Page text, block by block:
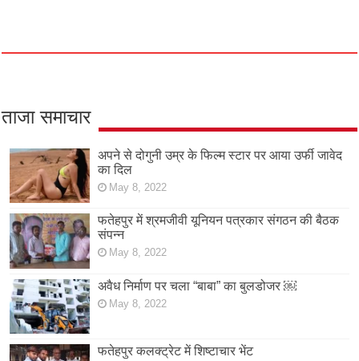
ताजा समाचार
अपने से दोगुनी उम्र के फिल्म स्टार पर आया उर्फी जावेद
का दिल
May 8, 2022
फतेहपुर में श्रमजीवी यूनियन पत्रकार संगठन की बैठक
संपन्न
May 8, 2022
अवैध निर्माण पर चला “बाबा” का बुलडोजर ￼
May 8, 2022
फतेहपुर कलक्ट्रेट में शिष्टाचार भेंट